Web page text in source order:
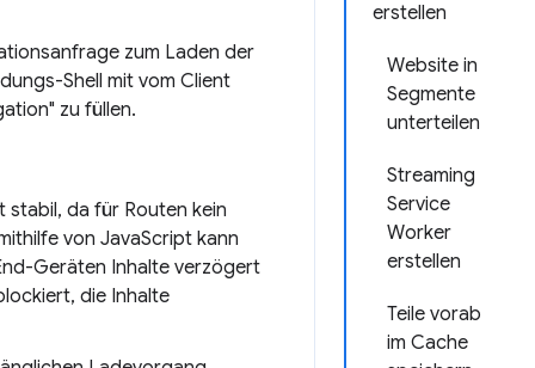
erstellen
Website in
Segmente
unterteilen
Streaming
Service
Worker
erstellen
Teile vorab
im Cache
zum Laden der
Shell mit vom Client
zu füllen.
da für Routen kein
von JavaScript kann
Geräten Inhalte verzögert
die Inhalte